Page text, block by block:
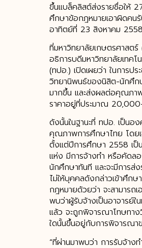
ขึ้นแบล็คลิสต์ส่งรายชื่อให้
ศึกษาข้อกฎหมายเอาผิดคน
อาทิตย์ที่ 23 สิงหาคม
ที่มหาวิทยาลัยเกษตรศาสต
อธิการบดีมหาวิทยาลัยเทคโ
(ทปอ.) เปิดเผยว่า ในการป
วิทยานิพนธ์ของนิสิต-นักศึก
มากขึ้น และส่งผลต่อคุณภา
ราคาอยู่ที่ประมาณ
ดังนั้นในฐานะที่ ทปอ. เป็นอ
คุณภาพการศึกษาไทย โดยเ
ตั้งแต่ปีการศึกษา 2558 เป็
แห่ง มีการจ้างทำ หรือคัดล
นักศึกษาทันที และจะมีการ
ไม่ให้บุคคลดังกล่าวเข้าศึก
กฎหมายด้วยว่า จะสามารถ
พบว่าผู้รับจ้างเป็นอาจารย์
แล้ว จะถูกพิจารณาโทษทาง
ใดนั้นขึ้นอยู่กับการพิจารณา
“ที่ผ่านมาพบว่า การรับจ้า